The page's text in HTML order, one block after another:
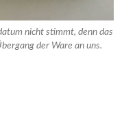
nicht stimmt, denn das
der Ware an uns.